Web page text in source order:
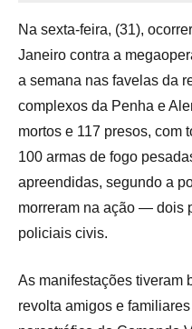
Na sexta-feira, (31),
Janeiro contra a
a semana nas favelas da
complexos da Penha e
mortos e 117 presos, com
100 armas de fogo
apreendidas, segundo a
morreram na ação — dois
policiais civis.
As manifestações tiveram
revolta amigos e